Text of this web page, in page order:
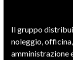
Il gruppo
noleggio,
amministrazione